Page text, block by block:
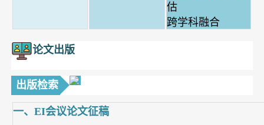
估
跨学科融合
论文出版
出版检索
一、EI会议论文征稿